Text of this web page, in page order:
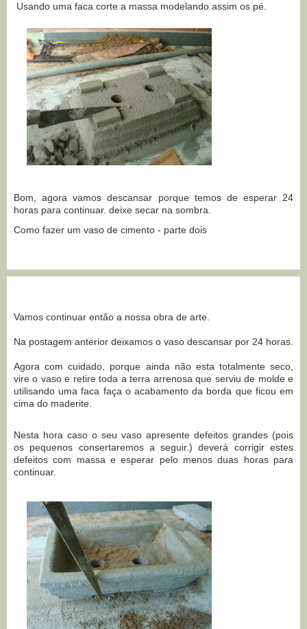
Usando uma faca corte a massa modelando assim os pé.
Bom, agora vamos descansar porque temos de esperar 24
horas para continuar. deixe secar na sombra.
Como fazer um vaso de cimento - parte dois
Vamos continuar então a nossa obra de arte.
Na postagem anterior deixamos o vaso descansar por 24 horas.
Agora com cuidado, porque ainda não esta totalmente seco,
vire o vaso e retire toda a terra arrenosa que serviu de molde e
utilisando uma faca faça o acabamento da borda que ficou em
cima do maderite.
Nesta hora caso o seu vaso apresente defeitos grandes (pois
os pequenos consertaremos a seguir.) deverá corrigir estes
defeitos com massa e esperar pelo menos duas horas para
continuar.